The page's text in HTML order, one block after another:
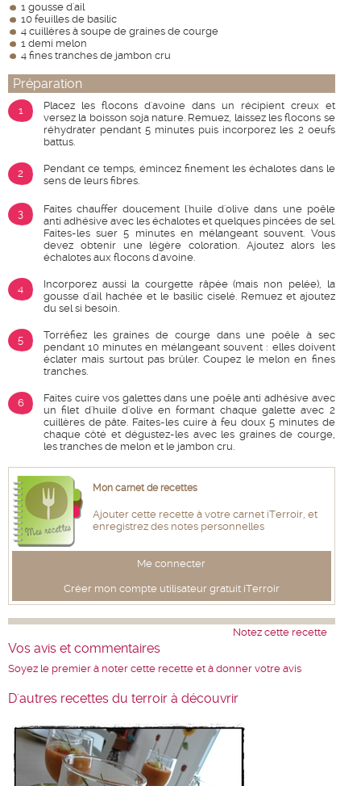
1 gousse d'ail
10 feuilles de basilic
4 cuillères à soupe de graines de courge
1 demi melon
4 fines tranches de jambon cru
Préparation
1
Placez les flocons d'avoine dans un récipient creux et
versez la boisson soja nature. Remuez, laissez les flocons se
réhydrater pendant 5 minutes puis incorporez les 2 oeufs
battus.
2
Pendant ce temps, émincez finement les échalotes dans le
sens de leurs fibres.
3
Faites chauffer doucement l'huile d'olive dans une poêle
anti adhésive avec les échalotes et quelques pincées de sel.
Faites-les suer 5 minutes en mélangeant souvent. Vous
devez obtenir une légère coloration. Ajoutez alors les
échalotes aux flocons d'avoine.
4
Incorporez aussi la courgette râpée (mais non pelée), la
gousse d'ail hachée et le basilic ciselé. Remuez et ajoutez
du sel si besoin.
5
Torréfiez les graines de courge dans une poêle à sec
pendant 10 minutes en mélangeant souvent : elles doivent
éclater mais surtout pas brûler. Coupez le melon en fines
tranches.
6
Faites cuire vos galettes dans une poêle anti adhésive avec
un filet d'huile d'olive en formant chaque galette avec 2
cuillères de pâte. Faites-les cuire à feu doux 5 minutes de
chaque côté et dégustez-les avec les graines de courge,
les tranches de melon et le jambon cru.
Mon carnet de recettes
Ajouter cette recette à votre carnet iTerroir, et
enregistrez des notes personnelles
Me connecter
Créer mon compte utilisateur gratuit iTerroir
Notez cette recette
Vos avis et commentaires
Soyez le premier à noter cette recette et à donner votre avis
D'autres recettes du terroir à découvrir